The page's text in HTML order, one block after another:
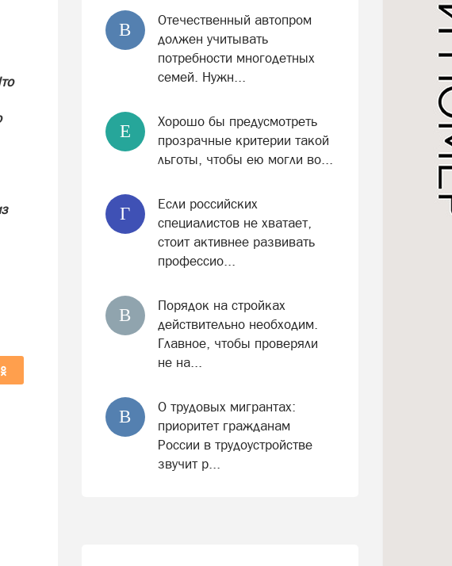
В
Отечественный автопром
должен учитывать
потребности многодетных
семей. Нужн...
Е
Хорошо бы предусмотреть
прозрачные критерии такой
льготы, чтобы ею могли во...
Г
Если российских
специалистов не хватает,
стоит активнее развивать
профессио...
В
Порядок на стройках
действительно необходим.
Главное, чтобы проверяли
не на...
В
О трудовых мигрантах:
приоритет гражданам
России в трудоустройстве
звучит р...